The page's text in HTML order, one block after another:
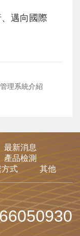
邁向國際
理系統介紹
最新消息
產品檢測
式 其他